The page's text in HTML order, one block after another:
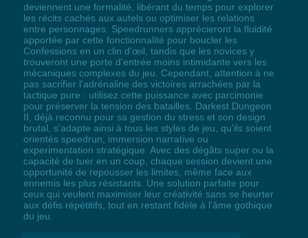
deviennent une formalité, libérant du temps pour explorer
les récits cachés aux autels ou optimiser les relations
entre personnages. Speedrunners apprécieront la fluidité
apportée par cette fonctionnalité pour boucler les
Confessions en un clin d'œil, tandis que les novices y
trouveront une porte d'entrée moins intimidante vers les
mécaniques complexes du jeu. Cependant, attention à ne
pas sacrifier l'adrénaline des victoires arrachées par la
tactique pure : utilisez cette puissance avec parcimonie
pour préserver la tension des batailles. Darkest Dungeon
II, déjà reconnu pour sa gestion du stress et son design
brutal, s'adapte ainsi à tous les styles de jeu, qu'ils soient
orientés speedrun, immersion narrative ou
experimentation stratégique. Avec des dégâts super ou la
capacité de tuer en un coup, chaque session devient une
opportunité de repousser les limites, même face aux
ennemis les plus résistants. Une solution parfaite pour
ceux qui veulent maximiser leur créativité sans se heurter
aux défis répétitifs, tout en restant fidèle à l'âme gothique
du jeu.